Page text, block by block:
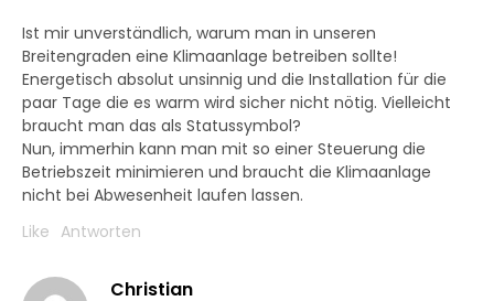
Ist mir unverständlich, warum man in unseren
Breitengraden eine Klimaanlage betreiben sollte!
Energetisch absolut unsinnig und die Installation für die
paar Tage die es warm wird sicher nicht nötig. Vielleicht
braucht man das als Statussymbol?
Nun, immerhin kann man mit so einer Steuerung die
Betriebszeit minimieren und braucht die Klimaanlage
nicht bei Abwesenheit laufen lassen.
Like Antworten
Christian